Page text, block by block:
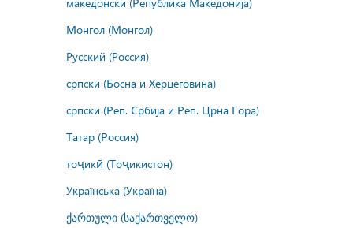
Монгол (Монгол)
Русский (Россия)
српски (Босна и Херцеговина)
српски (Реп. Србија и Реп. Црна Гора)
Татар (Россия)
тоҷикӣ (Тоҷикистон)
Українська (Україна)
ქართული (საქართველო)